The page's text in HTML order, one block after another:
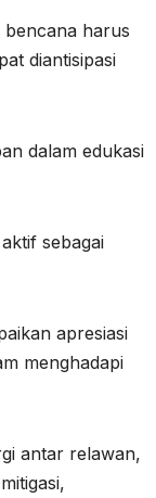
bencana harus
diantisipasi
dalam edukasi
sebagai
apresiasi
menghadapi
antar relawan,